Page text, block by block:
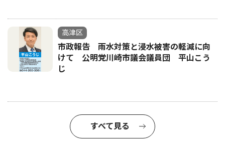
高津区
市政報告 雨水対策と浸水被害の軽減に向
けて 公明党川崎市議会議員団 平山こう
じ
すべて見る